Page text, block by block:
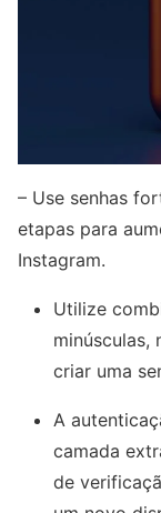
– Use senhas
etapas para
Instagram.
Utilize
minúsculas,
criar uma
A
camada
de